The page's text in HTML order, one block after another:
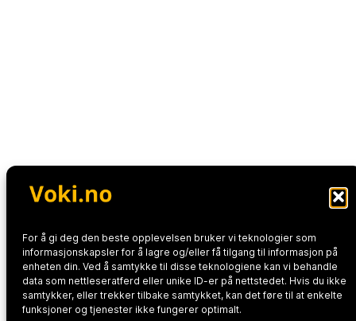
For å gi deg den beste opplevelsen bruker vi teknologier som
informasjonskapsler for å lagre og/eller få tilgang til informasjon på
enheten din. Ved å samtykke til disse teknologiene kan vi behandle
data som nettleseratferd eller unike ID-er på nettstedet. Hvis du ikke
samtykker, eller trekker tilbake samtykket, kan det føre til at enkelte
funksjoner og tjenester ikke fungerer optimalt.